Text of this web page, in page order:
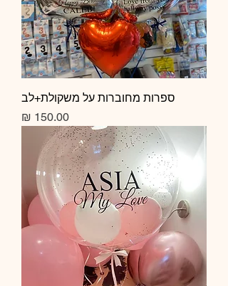
ספרות מחוברות על משקולת+לב
מחיר